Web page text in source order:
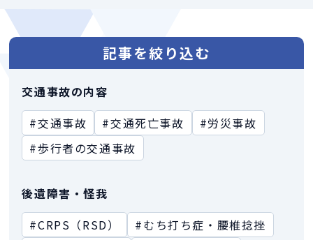
記事を絞り込む
交通事故の内容
#交通事故
#交通死亡事故
#労災事故
#歩行者の交通事故
後遺障害・怪我
#CRPS（RSD）
#むち打ち症・腰椎捻挫